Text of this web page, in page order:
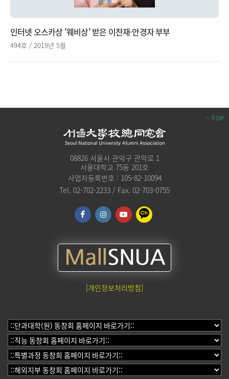
인터넷 오스카상 '웨비상' 받은 이찬재·안경자 부부
494호 / 2019년 5월
TOP
08826 서울시 관악구 관악로 1
서울대학교 75동 201호
사업자등록번호 : 105-82-10094
Tel. 02-702-2233 / Fax. 02-703-0755
[개인정보처리방침]